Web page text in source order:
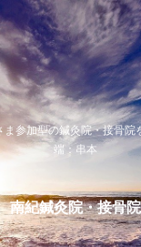
参加型の鍼灸院・接骨院
端：串本
南紀鍼灸院・接骨院